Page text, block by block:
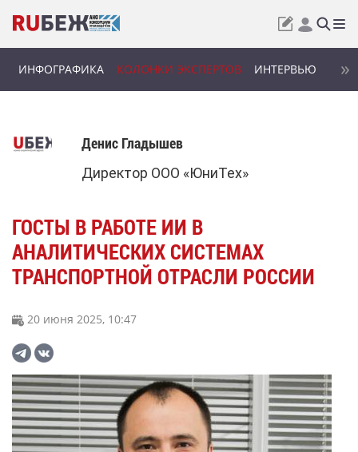
ИНФОГРАФИКА КОЛОНКИ ЭКСПЕРТОВ ИНТЕРВЬЮ
Денис Гладышев
Директор ООО «ЮниТех»
ГОСТЫ В РАБОТЕ ИИ В
АНАЛИТИЧЕСКИХ СИСТЕМАХ
ТРАНСПОРТНОЙ ОТРАСЛИ РОССИИ
20 июня 2025, 10:47